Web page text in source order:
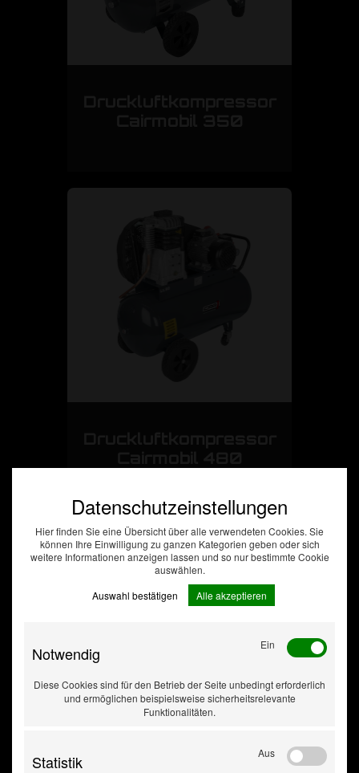
Datenschutzeinstellungen
Hier finden Sie eine Übersicht über alle verwendeten Cookies. Sie
können Ihre Einwilligung zu ganzen Kategorien geben oder sich
weitere Informationen anzeigen lassen und so nur bestimmte Cookie
auswählen.
Auswahl bestätigen
Alle akzeptieren
Notwendig Ein
Diese Cookies sind für den Betrieb der Seite unbedingt erforderlich
und ermöglichen beispielsweise sicherheitsrelevante
Funktionalitäten.
Statistik Aus